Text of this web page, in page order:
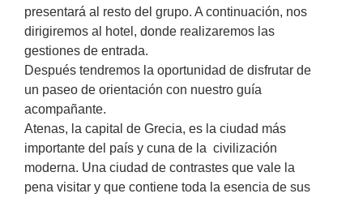
presentará al resto del grupo. A continuación, nos
dirigiremos al hotel, donde realizaremos las
gestiones de entrada.
Después tendremos la oportunidad de disfrutar de
un paseo de orientación con nuestro guía
acompañante.
Atenas, la capital de Grecia, es la ciudad más
importante del país y cuna de la civilización
moderna. Una ciudad de contrastes que vale la
pena visitar y que contiene toda la esencia de sus